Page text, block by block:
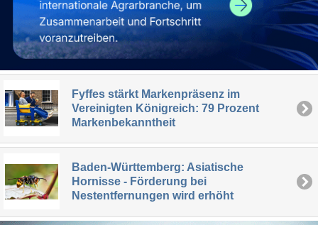
Fyffes stärkt Markenpräsenz im
Vereinigten Königreich: 79 Prozent
Markenbekanntheit
Baden-Württemberg: Asiatische
Hornisse - Förderung bei
Nestentfernungen wird erhöht